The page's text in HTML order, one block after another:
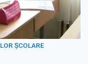
ȘCOLARE